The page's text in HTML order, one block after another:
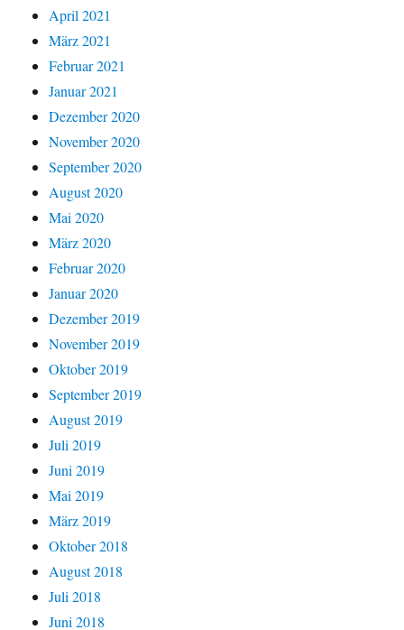
April 2021
März 2021
Februar 2021
Januar 2021
Dezember 2020
November 2020
September 2020
August 2020
Mai 2020
März 2020
Februar 2020
Januar 2020
Dezember 2019
November 2019
Oktober 2019
September 2019
August 2019
Juli 2019
Juni 2019
Mai 2019
März 2019
Oktober 2018
August 2018
Juli 2018
Juni 2018